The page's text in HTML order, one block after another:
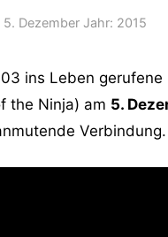
5. Dezember Jahr: 2015
ins Leben gerufene
the Ninja) am 5.